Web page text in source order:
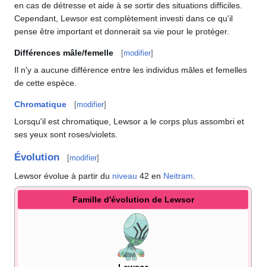
en cas de détresse et aide à se sortir des situations difficiles.
Cependant, Lewsor est complètement investi dans ce qu'il
pense être important et donnerait sa vie pour le protéger.
Différences mâle/femelle [modifier]
Il n'y a aucune différence entre les individus mâles et femelles
de cette espèce.
Chromatique [modifier]
Lorsqu'il est chromatique, Lewsor a le corps plus assombri et
ses yeux sont roses/violets.
Évolution [modifier]
Lewsor évolue à partir du niveau 42 en Neitram
Famille d'évolution de Lewsor